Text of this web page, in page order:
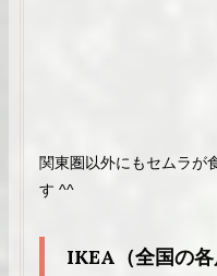
関東圏以外にもセムラが
す ^^
IKEA（全国の各